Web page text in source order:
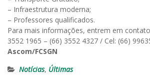
– Infraestrutura moderna;
– Professores qualificados.
Para mais informações, entrem em
3552 1965 – (66) 3552 4327 / Cel: (66)
Ascom/FCSGN
Notícias, Últimas